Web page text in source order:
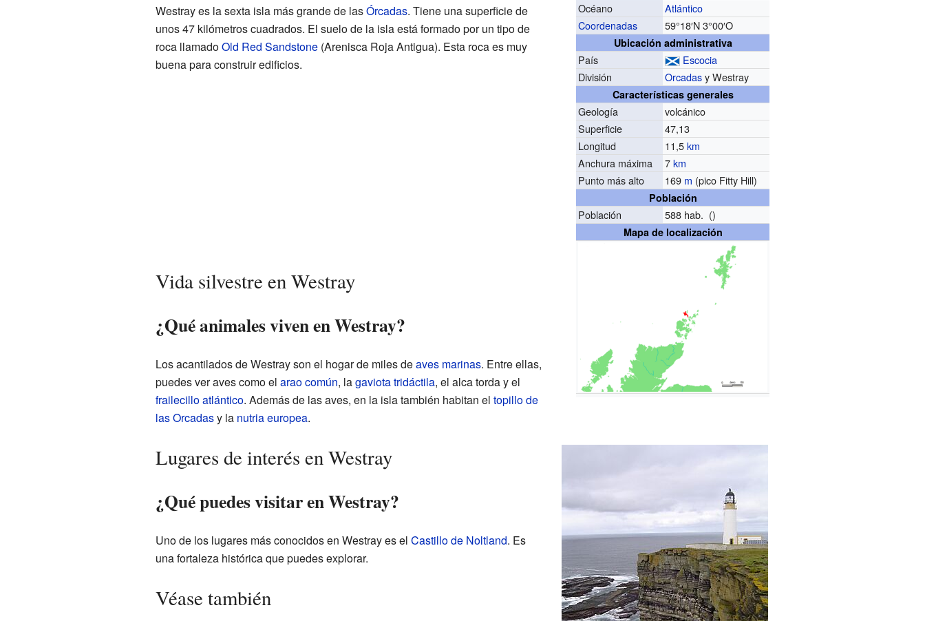
Océano
Atlántico
Coordenadas
59°18′N 3°00′O
Ubicación administrativa
País
Escocia
División
Orcadasy Westray
Características generales
Geología
volcánico
Superficie
47,13
Longitud
11,5km
Anchura máxima
7km
Punto más alto
169 m (pico Fitty Hill)
Población
Población 588 hab. ()
Mapa de localización
Westray es la sexta isla más grande de lasÓrcadas. Tiene una superficie de
unos 47 kilómetros cuadrados. El suelo de la isla está formado por un tipo de
roca llamadoOld Red Sandstone(Arenisca Roja Antigua). Esta roca es muy
buena para construir edificios.
Vida silvestre en Westray
¿Qué animales viven en Westray?
Los acantilados de Westray son el hogar de miles deaves marinas. Entre ellas,
puedes ver aves como el arao común, lagaviota tridáctila, el alca torda y el
frailecillo atlántico. Además de las aves, en la isla también habitan el topillo de
las Orcadasy la nutria europea.
Lugares de interés en Westray
¿Qué puedes visitar en Westray?
Uno de los lugares más conocidos en Westray es el Castillo de Noltland. Es
una fortaleza histórica que puedes explorar.
Véase también